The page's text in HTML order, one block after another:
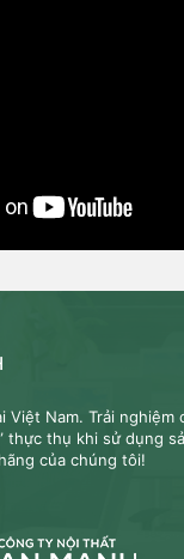
Nam. Trải nghiệm
thực thụ khi sử dụng
của chúng tôi!